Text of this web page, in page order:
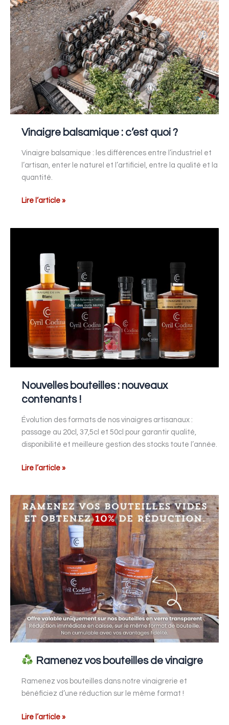
Vinaigre balsamique : c’est quoi ?
Vinaigre balsamique : les différences entre l’industriel et
l’artisan, enter le naturel et l’artificiel, entre la qualité et la
quantité.
:
c’est
quoi
?
Lire l’article »
Nouvelles bouteilles : nouveaux
contenants !
Évolution des formats de nos vinaigres artisanaux :
passage au 20cl, 37,5cl et 50cl pour garantir qualité,
disponibilité et meilleure gestion des stocks toute l’année.
nouveaux
contenants
Lire l’article »
Ramenez vos bouteilles de vinaigre
Ramenez vos bouteilles dans notre vinaigrerie et
bénéficiez d’une réduction sur le même format !
Ramenez
vos
bouteilles
de
vinaigre
Lire l’article »